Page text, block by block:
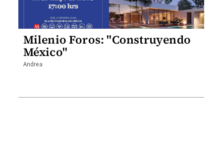
Milenio Foros: "Construyendo
México"
Andrea